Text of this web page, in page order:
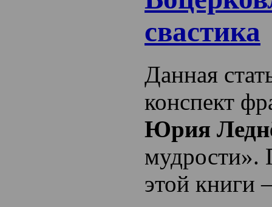
свастика
Данная
конспект
Юрия
мудрости».
этой книги